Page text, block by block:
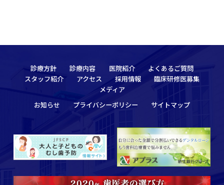
診療方針 診療内容 医院紹介
よくあるご質問
スタッフ紹介
アクセス 採用情報
臨床研修医募集
メディア
お知らせ
プライバシーポリシー サイトマップ